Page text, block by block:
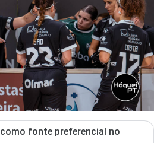
como fonte preferencial no